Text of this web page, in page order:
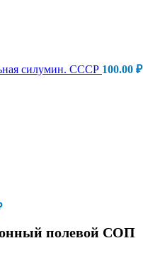
силумин. СССР 100.00 ₽
полевой СОП